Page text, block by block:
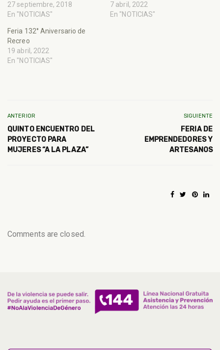
27 septiembre, 2018
En "NOTICIAS"
7 abril, 2022
En "NOTICIAS"
Feria 132° Aniversario de
Recreo
19 abril, 2022
En "NOTICIAS"
ANTERIOR
QUINTO ENCUENTRO DEL
PROYECTO PARA
MUJERES “A LA PLAZA”
SIGUIENTE
FERIA DE
EMPRENDEDORES Y
ARTESANOS
Comments are closed.